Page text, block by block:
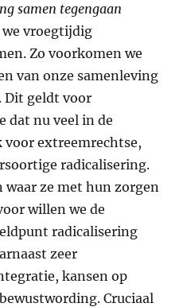
samen tegengaan
vroegtijdig
Zo voorkomen we
van onze samenleving
Dit geldt voor
dat nu veel in de
extreemrechtse,
radicalisering.
ze met hun zorgen
willen we de
radicalisering
zeer
kansen op
Cruciaal